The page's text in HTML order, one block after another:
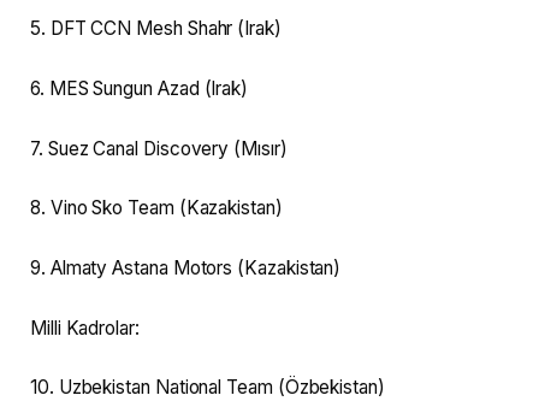
5. DFT CCN Mesh Shahr (Irak)
6. MES Sungun Azad (Irak)
7. Suez Canal Discovery (Mısır)
8. Vino Sko Team (Kazakistan)
9. Almaty Astana Motors (Kazakistan)
Milli Kadrolar:
10. Uzbekistan National Team (Özbekistan)